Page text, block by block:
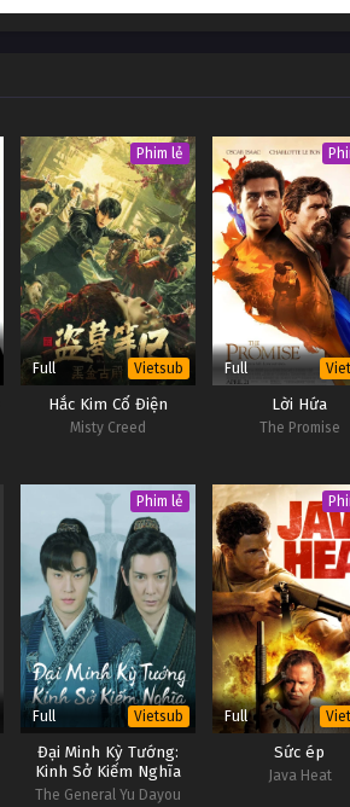
Phim lẻ
Full Vietsub
Hắc Kim Cổ Điện
Misty Creed
Full
Lời Hứa
The Promise
Phim lẻ
Full Vietsub
Đại Minh Kỳ Tướng:
Kinh Sở Kiếm Nghĩa
The General Yu Dayou
Full
Sức ép
Java Heat